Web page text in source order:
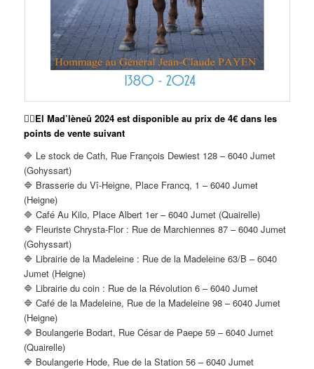
🙋‍♂️El Mad’lèneû 2024 est disponible au prix de 4€ dans les
points de vente suivant
🔷 Le stock de Cath, Rue François Dewiest 128 – 6040 Jumet
(Gohyssart)
🔷 Brasserie du Vî-Heigne, Place Francq, 1 – 6040 Jumet
(Heigne)
🔷 Café Au Kilo, Place Albert 1er – 6040 Jumet (Quairelle)
🔷 Fleuriste Chrysta-Flor : Rue de Marchiennes 87 – 6040 Jumet
(Gohyssart)
🔷 Librairie de la Madeleine : Rue de la Madeleine 63/B – 6040
Jumet (Heigne)
🔷 Librairie du coin : Rue de la Révolution 6 – 6040 Jumet
🔷 Café de la Madeleine, Rue de la Madeleine 98 – 6040 Jumet
(Heigne)
🔷 Boulangerie Bodart, Rue César de Paepe 59 – 6040 Jumet
(Quairelle)
🔷 Boulangerie Hode, Rue de la Station 56 – 6040 Jumet